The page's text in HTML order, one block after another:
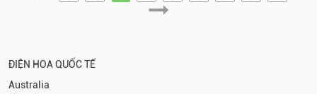
ĐIỆN HOA QUỐC TẾ
Australia